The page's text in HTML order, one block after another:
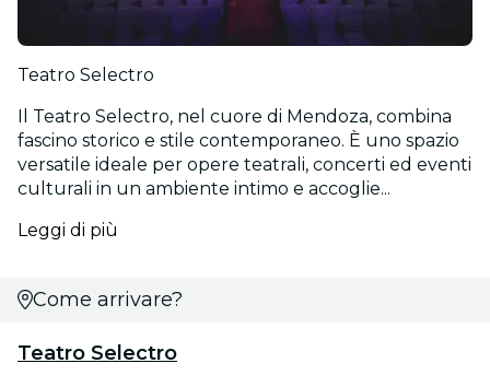
Teatro Selectro
Il Teatro Selectro, nel cuore di Mendoza, combina
fascino storico e stile contemporaneo. È uno spazio
versatile ideale per opere teatrali, concerti ed eventi
culturali in un ambiente intimo e accoglie...
Leggi di più
Come arrivare?
Teatro Selectro